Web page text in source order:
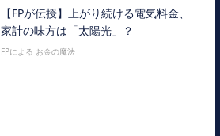
【FPが伝授】上がり続ける電気料金、
家計の味方は「太陽光」？
FPによる お金の魔法